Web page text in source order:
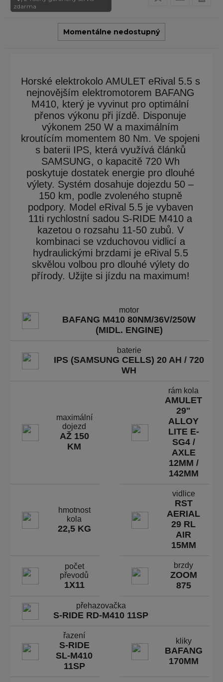
zdarma
Momentálne nedostupný
Horské elektrokolo AMULET eRival 5.5 s
nejnovějším elektromotorem BAFANG
M410, který je vyvinut pro optimální
přenos výkonu při jízdě. Disponuje
výkonem 250 W a maximálním
kroutícím momentem 80 Nm. Ve spojeni
s baterii IPS, která využívá článků
SAMSUNG, o kapacitě 720 Wh
poskytuje dostatek energie pro dlouhé
výlety. Systém dosahuje dojezdu 50 –
150 km, podle zvoleného stupně
podpory. Model eRival 5.5 je vybaven
11ti rychlostní sadou S-RIDE M410 a
kazetou o rozsahu 11-50 zubů. V
kombinaci se vzduchovou vidlicí a
hydraulickými brzdami je eRival 5.5
skvělou volbou pro dlouhé výlety do
přírody. Užijte si jízdu na maximum!
motor
BAFANG M410 80NM/36V/250W
(MIDL. ENGINE)
baterie
IPS (SAMSUNG CELLS) 20 AH / 720
WH
maximální
dojezd
AŽ 150
KM
rám kola
AMULET
29"
ALLOY
LITE E-
SG4 /
AXLE
12MM /
142MM
hmotnost
kola
22,5 KG
vidlice
RST
AERIAL
29 RL
AIR
15MM
počet
převodů
1X11
brzdy
ZOOM
875
přehazovačka
S-RIDE RD-M410 11SP
řazení
S-RIDE
SL-M410
11SP
kliky
BAFANG
170MM